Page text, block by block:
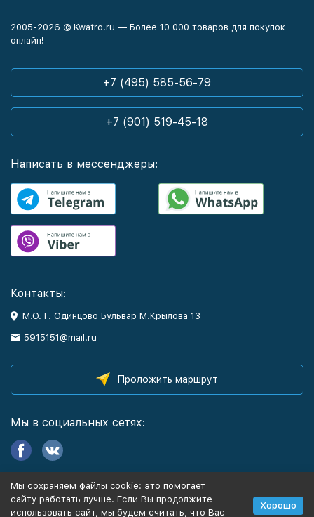
2005-2026 © Kwatro.ru — Более 10 000 товаров для покупок
онлайн!
+7 (495) 585-56-79
+7 (901) 519-45-18
Написать в мессенджеры:
Контакты:
М.О. Г. Одинцово Бульвар М.Крылова 13
5915151@mail.ru
Проложить маршрут
Мы в социальных сетях:
Информация
Мы сохраняем файлы cookie: это помогает
сайту работать лучше. Если Вы продолжите
использовать сайт, мы будем считать, что Вас
Хорошо